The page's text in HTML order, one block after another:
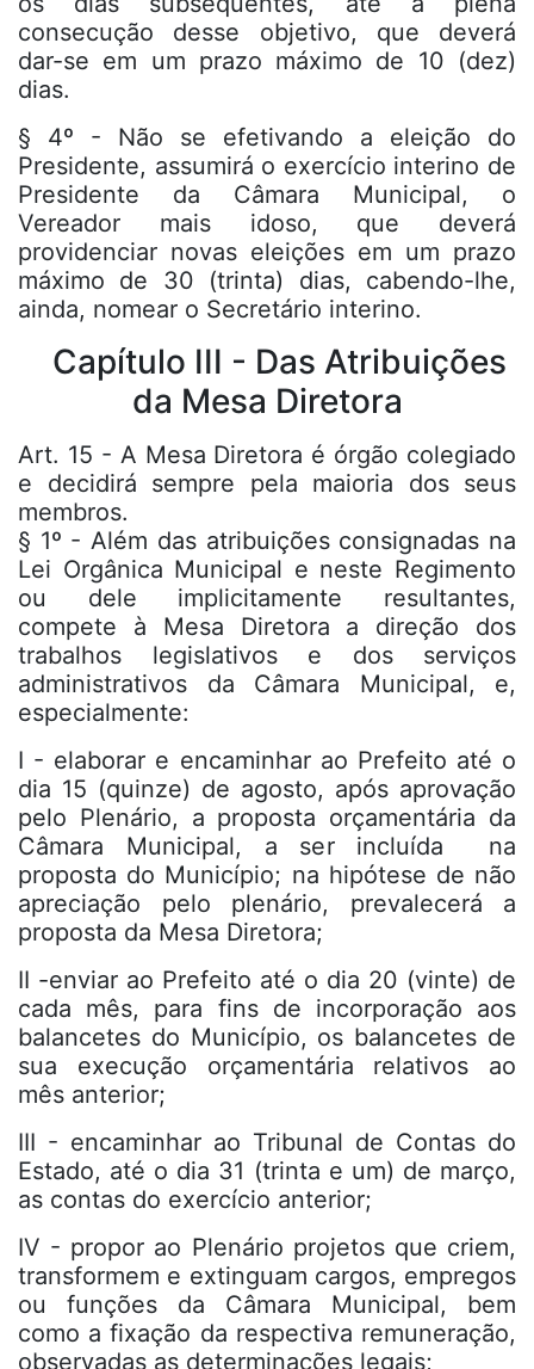
consecução desse objetivo, que deverá
dar-se em um prazo máximo de 10 (dez)
dias.
§ 4º - Não se efetivando a eleição do
Presidente, assumirá o exercício interino de
Presidente da Câmara Municipal, o
Vereador mais idoso, que deverá
providenciar novas eleições em um prazo
máximo de 30 (trinta) dias, cabendo-lhe,
ainda, nomear o Secretário interino.
Capítulo III - Das Atribuições
da Mesa Diretora
Art. 15 - A Mesa Diretora é órgão colegiado
e decidirá sempre pela maioria dos seus
membros.
§ 1º - Além das atribuições consignadas na
Lei Orgânica Municipal e neste Regimento
ou dele implicitamente resultantes,
compete à Mesa Diretora a direção dos
trabalhos legislativos e dos serviços
administrativos da Câmara Municipal, e,
especialmente:
I - elaborar e encaminhar ao Prefeito até o
dia 15 (quinze) de agosto, após aprovação
pelo Plenário, a proposta orçamentária da
Câmara Municipal, a ser incluída na
proposta do Município; na hipótese de não
apreciação pelo plenário, prevalecerá a
proposta da Mesa Diretora;
II -enviar ao Prefeito até o dia 20 (vinte) de
cada mês, para fins de incorporação aos
balancetes do Município, os balancetes de
sua execução orçamentária relativos ao
mês anterior;
III - encaminhar ao Tribunal de Contas do
Estado, até o dia 31 (trinta e um) de março,
as contas do exercício anterior;
IV - propor ao Plenário projetos que criem,
transformem e extinguam cargos, empregos
ou funções da Câmara Municipal, bem
como a fixação da respectiva remuneração,
observadas as determinações legais;